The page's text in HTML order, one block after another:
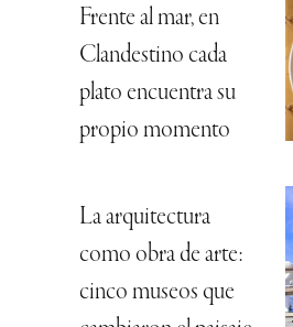
Frente al mar, en
Clandestino cada
plato encuentra su
propio momento
La arquitectura
como obra de arte:
cinco museos que